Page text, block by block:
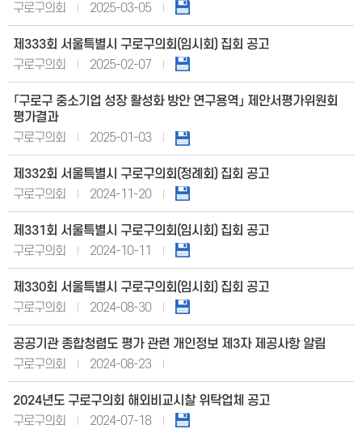
구로구의회
2025-03-05
제333회 서울특별시 구로구의회(임시회) 집회 공고
구로구의회
2025-02-07
「구로구 중소기업 성장 활성화 방안 연구용역」 제안서평가위원회
평가결과
구로구의회
2025-01-03
제332회 서울특별시 구로구의회(정례회) 집회 공고
구로구의회
2024-11-20
제331회 서울특별시 구로구의회(임시회) 집회 공고
구로구의회
2024-10-11
제330회 서울특별시 구로구의회(임시회) 집회 공고
구로구의회
2024-08-30
공공기관 종합청렴도 평가 관련 개인정보 제3자 제공사항 알림
구로구의회
2024-08-23
2024년도 구로구의회 해외비교시찰 위탁업체 공고
구로구의회
2024-07-18